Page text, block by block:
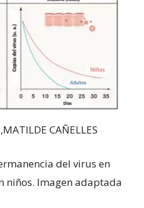
MATILDE CAÑELLES
del virus en
niños. Imagen adaptada